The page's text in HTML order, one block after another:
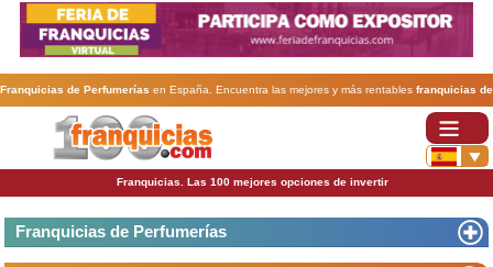
Franquicias de Perfumerías en España. Encuentra las mejores y más rentables franquicias de
Perfumerías. Abre tu negocio a través de una franquicia barata, rentable y segura.
Franquicias. Las 100 mejores opciones de invertir
Franquicias de Perfumerías